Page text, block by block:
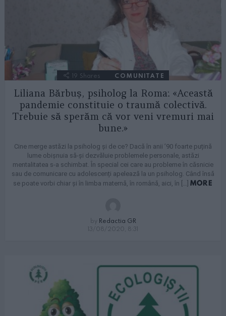
19 Shares COMUNITATE
Liliana Bărbuș, psiholog la Roma: «Această
pandemie constituie o traumă colectivă.
Trebuie să sperăm că vor veni vremuri mai
bune.»
Cine merge astăzi la psiholog și de ce? Dacă în anii ’90 foarte puțină
lume obișnuia să-și dezvăluie problemele personale, astăzi
mentalitatea s-a schimbat. În special cei care au probleme în căsnicie
sau de comunicare cu adolescenți apelează la un psiholog. Când însă
se poate vorbi chiar și în limba maternă, în română, aici, în […] MORE
by Redactia GR
13/08/2020, 8:31